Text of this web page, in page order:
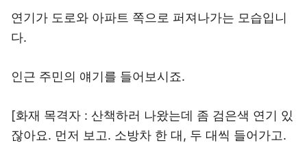
연기가 도로와 아파트 쪽으로 퍼져나가는 모습입니
다.
인근 주민의 얘기를 들어보시죠.
[화재 목격자 : 산책하러 나왔는데 좀 검은색 연기 있
잖아요. 먼저 보고. 소방차 한 대, 두 대씩 들어가고.